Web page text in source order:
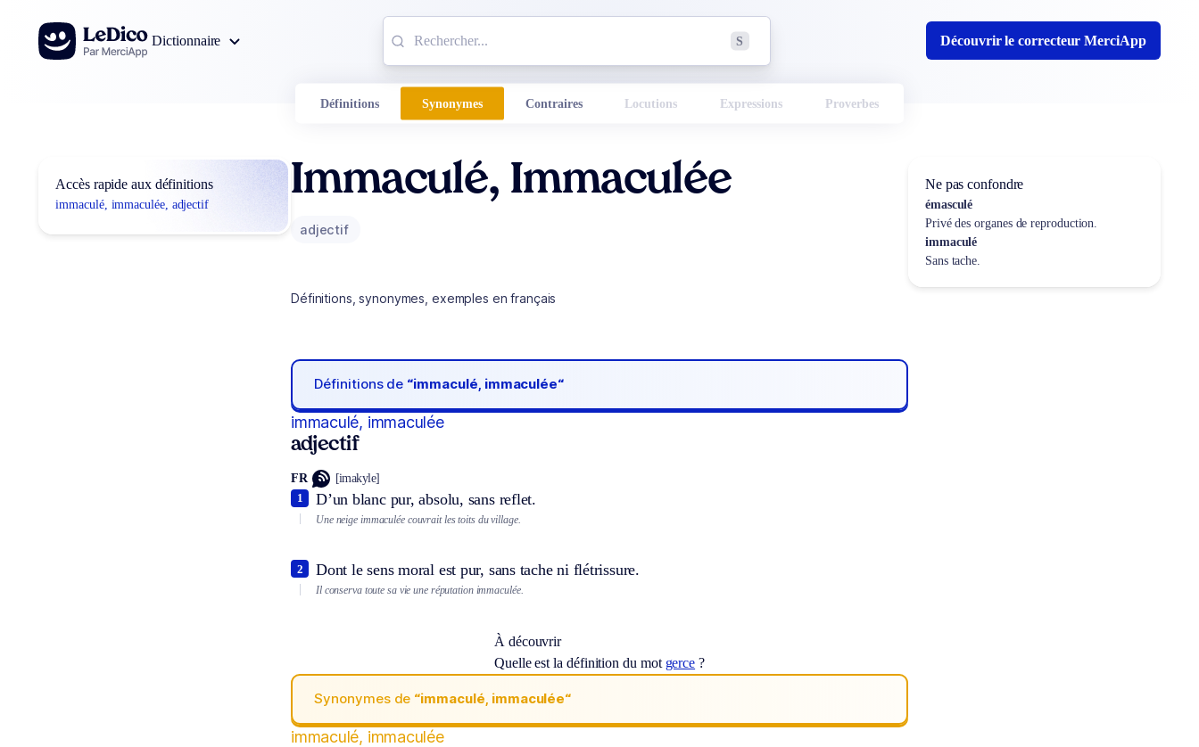
Aller au contenu
Dictionnaire
S Découvrir le correcteur MerciApp
Définitions Synonymes Contraires Locutions Expressions Proverbes
Accès rapide aux définitions
immaculé, immaculée, adjectif
Immaculé, Immaculée
adjectif
Définitions, synonymes, exemples en français
Définitions de “immaculé, immaculée“
immaculé, immaculée
adjectif
FR [imakyle]
D’un blanc pur, absolu, sans reflet.
1
Une neige immaculée couvrait les toits du village.
Dont le sens moral est pur, sans tache ni flétrissure.
2
Il conserva toute sa vie une réputation immaculée.
À découvrir
Quelle est la définition du mot gerce ?
Synonymes de “immaculé, immaculée“
immaculé, immaculée
Ne pas confondre
émasculé
Privé des organes de reproduction.
immaculé
Sans tache.